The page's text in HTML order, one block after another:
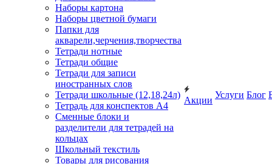
Наборы картона
Наборы цветной бумаги
Папки для
акварели,черчения,творчества
Тетради нотные
Тетради общие
Тетради для записи
иностранных слов
Тетради школьные (12,18,24л)
Тетрадь для конспектов А4
Сменные блоки и
разделители для тетрадей на
кольцах
Школьный текстиль
Товары для рисования
Акции
Услуги Блог